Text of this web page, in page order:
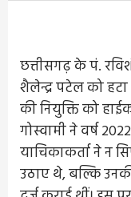
छत्तीसगढ़ के पं.
शैलेन्द्र पटेल को
की नियुक्ति को
गोस्वामी ने वर्ष
याचिकाकर्ता ने न
उठाए थे, बल्कि